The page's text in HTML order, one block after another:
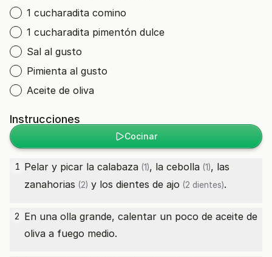
1 cucharadita comino
1 cucharadita pimentón dulce
Sal al gusto
Pimienta al gusto
Aceite de oliva
Instrucciones
Cocinar
1 Pelar y picar la calabaza (1), la cebolla (1), las
zanahorias (2) y los dientes de ajo (2 dientes).
2 En una olla grande, calentar un poco de aceite de
oliva a fuego medio.